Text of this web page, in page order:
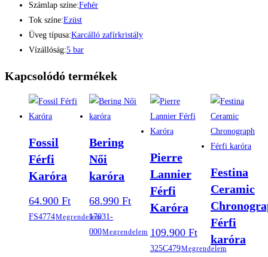
Számlap színe:Fehér
Tok színe:Ezüst
Üveg típusa:Karcálló zafírkristály
Vízállóság:5 bar
Kapcsolódó termékek
Fossil
Férfi
Karóra
64.900 Ft
FS4774Megrendelem
Bering
Női
karóra
68.990Ft
17031-
000Megrendelem
Pierre
Lannier
Férfi
Karóra
109.900 Ft
325C479Megrendelem
Festina
Ceramic
Férfi
karóra